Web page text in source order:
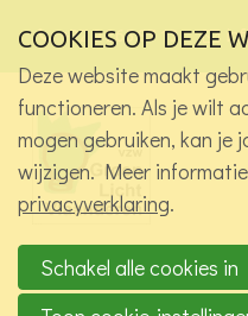
links
over
Spring
naar
de
navigatie
naar
de
Ons telefoon:
+32 9 265 87 13
Wie
COOKIES OP DEZE
Deze website maakt
functioneren. Als je wilt
mogen gebruiken, kan je
wijzigen. Meer
privacyverklaring.
Schakel alle cookies in